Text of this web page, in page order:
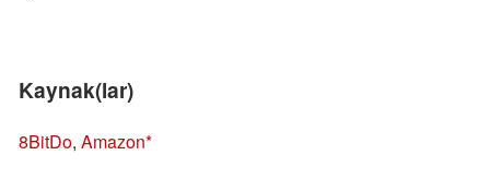
Kaynak(lar)
8BitDo, Amazon